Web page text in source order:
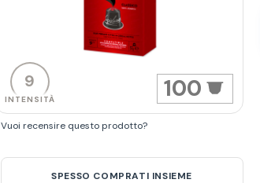
9
INTENSITÀ 100
Vuoi recensire questo prodotto?
SPESSO COMPRATI INSIEME